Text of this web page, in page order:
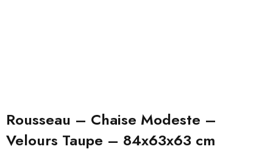
Rousseau – Chaise Modeste –
Velours Taupe – 84x63x63 cm